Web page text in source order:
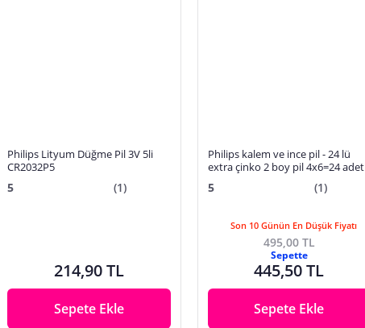
Philips Lityum Düğme Pil 3V 5li
CR2032P5
5 (1)
214,90 TL
Sepete Ekle
Philips kalem ve ince pil - 24 lü
extra çinko 2 boy pil 4x6=24 adet
5 (1)
Son 10 Günün En Düşük Fiyatı
495,00 TL
Sepette
445,50 TL
Sepete Ekle